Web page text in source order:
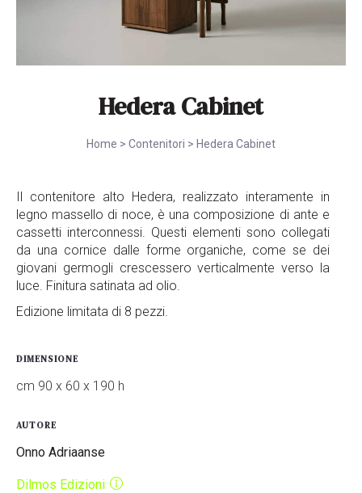
Hedera Cabinet
Home > Contenitori > Hedera Cabinet
Il contenitore alto Hedera, realizzato interamente in
legno massello di noce, è una composizione di ante e
cassetti interconnessi. Questi elementi sono collegati
da una cornice dalle forme organiche, come se dei
giovani germogli crescessero verticalmente verso la
luce. Finitura satinata ad olio.
Edizione limitata di 8 pezzi.
DIMENSIONE
cm 90 x 60 x 190 h
AUTORE
Onno Adriaanse
Dilmos Edizioni